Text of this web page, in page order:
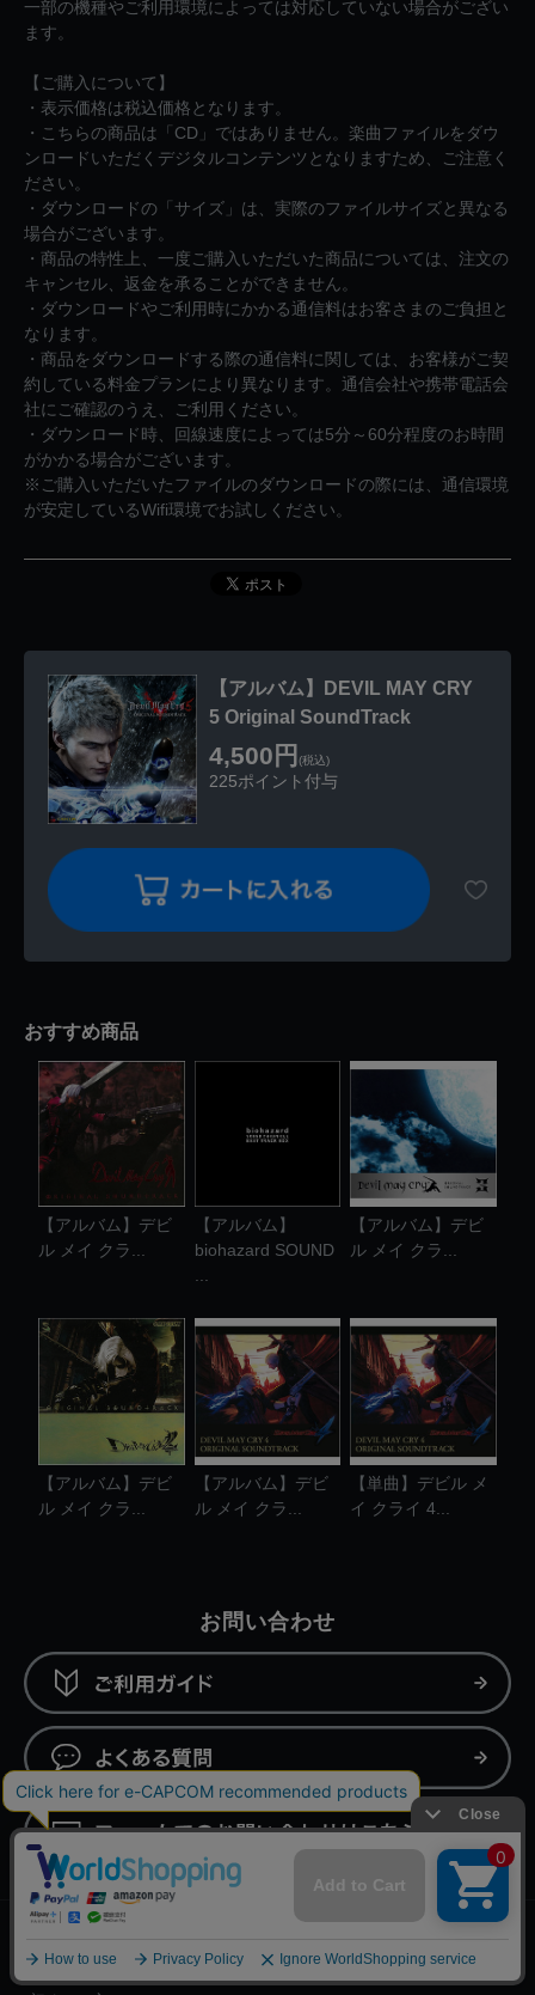
一部の機種やご利用環境によっては対応していない場合がござい
ます。
【ご購入について】
・表示価格は税込価格となります。
・こちらの商品は「CD」ではありません。楽曲ファイルをダウ
ンロードいただくデジタルコンテンツとなりますため、ご注意く
ださい。
・ダウンロードの「サイズ」は、実際のファイルサイズと異なる
場合がございます。
・商品の特性上、一度ご購入いただいた商品については、注文の
キャンセル、返金を承ることができません。
・ダウンロードやご利用時にかかる通信料はお客さまのご負担と
なります。
・商品をダウンロードする際の通信料に関しては、お客様がご契
約している料金プランにより異なります。通信会社や携帯電話会
社にご確認のうえ、ご利用ください。
・ダウンロード時、回線速度によっては5分～60分程度のお時間
がかかる場合がございます。
※ご購入いただいたファイルのダウンロードの際には、通信環境
が安定しているWifi環境でお試しください。
【アルバム】DEVIL MAY CRY
5 Original SoundTrack
4,500円 (税込)
225ポイント付与
おすすめ商品
【アルバム】デビ
ル メイ クラ...
【アルバム】
biohazard SOUND
...
【アルバム】デビ
ル メイ クラ...
【アルバム】デビ
ル メイ クラ...
【アルバム】デビ
ル メイ クラ...
【単曲】デビル メ
イ クライ 4...
お問い合わせ